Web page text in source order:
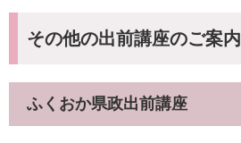
その他の出前講座のご案内
ふくおか県政出前講座